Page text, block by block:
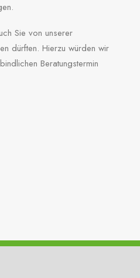
Sie von unserer
dürften. Hierzu würden wir
Beratungstermin